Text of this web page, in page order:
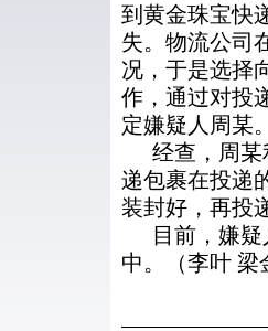
到黄金珠宝快
失。物流公司
况，于是选择
作，通过对投
定嫌疑人周某。
经查，周
递包裹在投递
装封好，再投
目前，嫌
中。（李叶 梁